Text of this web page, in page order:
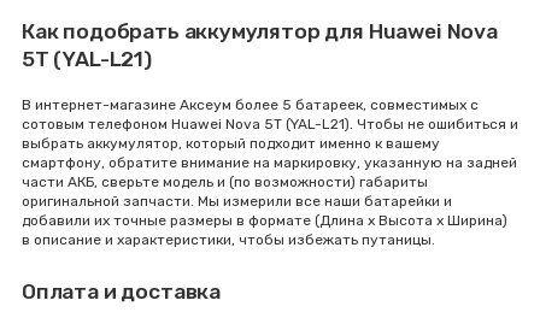
Как подобрать аккумулятор для Huawei Nova
5T (YAL-L21)
В интернет-магазине Аксеум более 5 батареек, совместимых с
сотовым телефоном Huawei Nova 5T (YAL-L21). Чтобы не ошибиться и
выбрать аккумулятор, который подходит именно к вашему
смартфону, обратите внимание на маркировку, указанную на задней
части АКБ, сверьте модель и (по возможности) габариты
оригинальной запчасти. Мы измерили все наши батарейки и
добавили их точные размеры в формате (Длина x Высота x Ширина)
в описание и характеристики, чтобы избежать путаницы.
Оплата и доставка